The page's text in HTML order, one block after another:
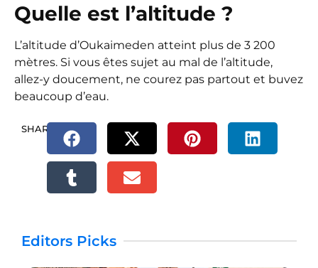
Quelle est l’altitude ?
L’altitude d’Oukaimeden atteint plus de 3 200
mètres. Si vous êtes sujet au mal de l’altitude,
allez-y doucement, ne courez pas partout et buvez
beaucoup d’eau.
SHARE.
Editors Picks